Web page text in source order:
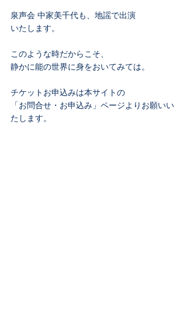
泉声会 中家美千代も、地謡で出演
いたします。
このような時だからこそ、
静かに能の世界に身をおいてみては。
チケットお申込みは本サイトの
「お問合せ・お申込み」ページよりお願いい
たします。